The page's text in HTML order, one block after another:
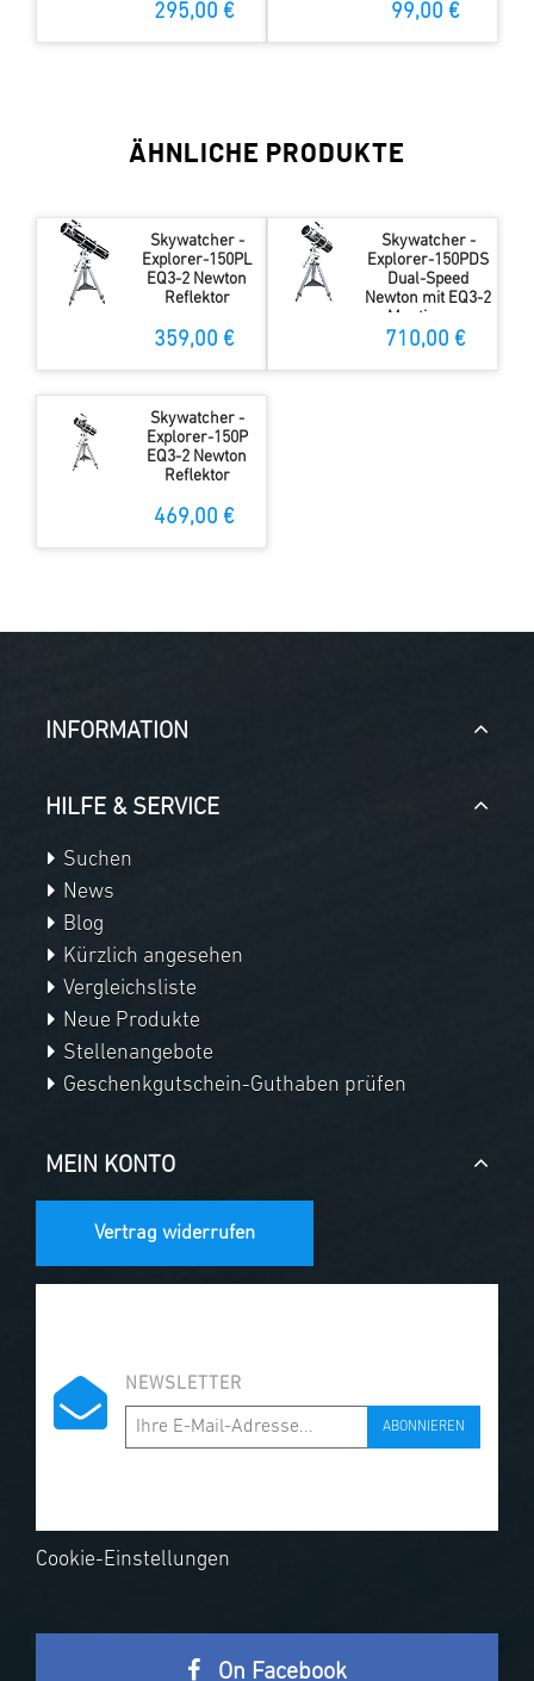
295,00 €
telezentrische
99,00 €
ÄHNLICHE PRODUKTE
Skywatcher -
Explorer-150PL
EQ3-2 Newton
Reflektor
359,00 €
Skywatcher -
Explorer-150PDS
Dual-Speed
Newton mit EQ3-2
Montierung
710,00 €
Skywatcher -
Explorer-150P
EQ3-2 Newton
Reflektor
469,00 €
INFORMATION
HILFE & SERVICE
Suchen
News
Blog
Kürzlich angesehen
Vergleichsliste
Neue Produkte
Stellenangebote
Geschenkgutschein-Guthaben prüfen
MEIN KONTO
Vertrag widerrufen
NEWSLETTER
ABONNIEREN
Cookie-Einstellungen
On Facebook